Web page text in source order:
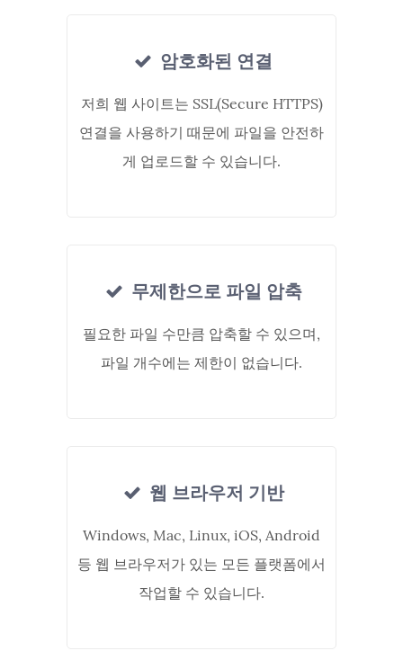
암호화된 연결
저희 웹 사이트는 SSL(Secure HTTPS)
연결을 사용하기 때문에 파일을 안전하
게 업로드할 수 있습니다.
무제한으로 파일 압축
필요한 파일 수만큼 압축할 수 있으며,
파일 개수에는 제한이 없습니다.
웹 브라우저 기반
Windows, Mac, Linux, iOS, Android
등 웹 브라우저가 있는 모든 플랫폼에서
작업할 수 있습니다.